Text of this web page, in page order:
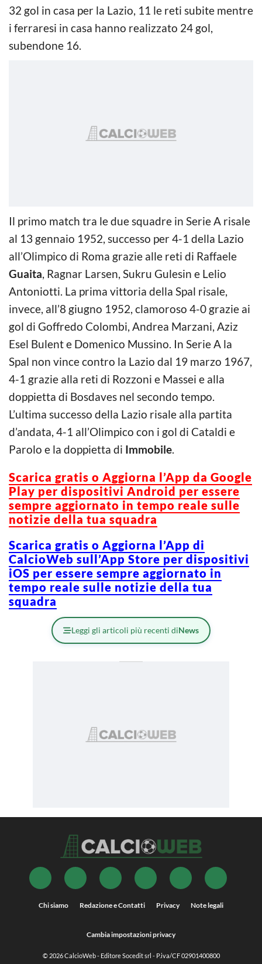
32 gol in casa per la Lazio, 11 le reti subite mentre
i ferraresi in casa hanno realizzato 24 gol,
subendone 16.
Il primo match tra le due squadre in Serie A risale
al 13 gennaio 1952, successo per 4-1 della Lazio
all’Olimpico di Roma grazie alle reti di Raffaele
Guaita, Ragnar Larsen, Sukru Gulesin e Lelio
Antoniotti. La prima vittoria della Spal risale,
invece, all’8 giugno 1952, clamoroso 4-0 grazie ai
gol di Goffredo Colombi, Andrea Marzani, Aziz
Esel Bulent e Domenico Mussino. In Serie A la
Spal non vince contro la Lazio dal 19 marzo 1967,
4-1 grazie alla reti di Rozzoni e Massei e alla
doppietta di Bosdaves nel secondo tempo.
L’ultima successo della Lazio risale alla partita
d’andata, 4-1 all’Olimpico con i gol di Cataldi e
Parolo e la doppietta di Immobile.
Scarica gratis o Aggiorna l’App da Google
Play per dispositivi Android per essere
sempre aggiornato in tempo reale sulle
notizie della tua squadra
Scarica gratis o Aggiorna l’App di
CalcioWeb sull’App Store per dispositivi
iOS per essere sempre aggiornato in
tempo reale sulle notizie della tua
squadra
Leggi gli articoli più recenti diNews
Chi siamo Redazione e Contatti Privacy Note legali
Cambia impostazioni privacy
© 2026CalcioWeb- Editore Socedit srl - P.iva/CF 02901400800